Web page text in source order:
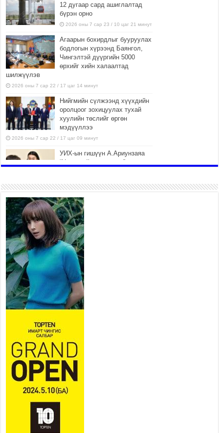
12 дугаар сард ашиглалтад
бүрэн орно
2026 оны 7 сар 23 / 10 цаг 21 минут
Агаарын бохирдлыг бууруулах
бодлогын хүрээнд Баянгол,
Чингэлтэй дүүргийн 5000
өрхийг хийн халаалтад
шилжүүлэв
2026 оны 7 сар 22 / 17 цаг 14 минут
Нийгмийн сүлжээнд хүүхдийн
оролцоог зохицуулах тухай
хуулийн төслийг өргөн
мэдүүллээ
2026 оны 7 сар 22 / 17 цаг 09 минут
УИХ-ын гишүүн А.Ариунзаяа
“Нээлттэй парламент” танхимд
2026 оны 7 сар 22 / 17 цаг 04 минут
Нийслэлийн өвөлжилтийн
бэлтгэл ажил 50 орчим хувийн
гүйцэтгэлтэй байна
2026 оны 7 сар 22 / 14 цаг 15 минут
Хүн амын хүнсний хэрэгцээг дотоодын
үйлдвэрлэлээр нэн тэргүүнд хангах зарчмыг
баримтална
2026 оны 7 сар 22 / 14 цаг 07 минут
Аюулгүй байдал, гадаад бодлогын байнгын
хороо ээлжит чуулганы хугацаанд 18 удаа
хуралдаж, 36 асуудал хэлэлцжээ
2026 оны 7 сар 22 / 11 цаг 43 минут
“4 улирлын турш үйл ажиллагаа явуулах
боломжтой-Хүүхэд хөгжүүлэх төв” байгуулах
төсөлд төр, хувийн хэвшлийн түншлэлийн
хүрээнд хамтран ажиллахыг урьж байна
2026 оны 7 сар 22 / 9 цаг 28 минут
Б.Пүрэвдагва: “Урт цагаан”-ыг залуучууд чөлөөт
цагаа өнгөрүүлдэг, жуулчид зорьж ирдэг цэг
2026 оны 7 сар 21 / 16 цаг 47 минут